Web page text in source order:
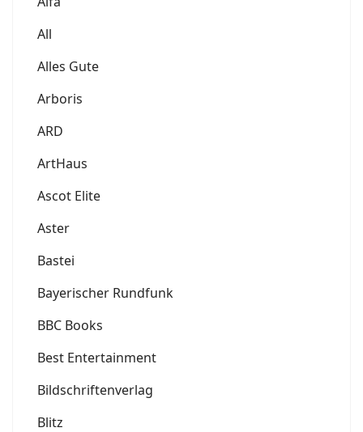
All
Alles Gute
Arboris
ARD
ArtHaus
Ascot Elite
Aster
Bastei
Bayerischer Rundfunk
BBC Books
Best Entertainment
Bildschriftenverlag
Blitz